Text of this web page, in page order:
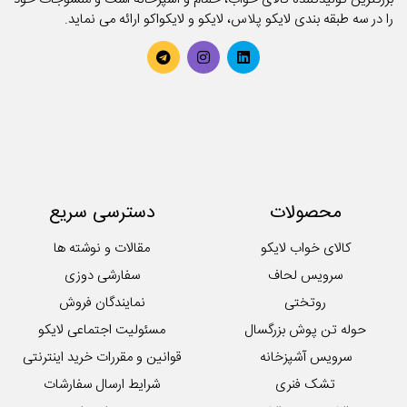
حوله تن پوش کودک
کوسن
محصولات تکی آشپزخانه
را در سه طبقه بندی لایکو پلاس، لایکو و لایکواکو ارائه می نماید.
محصولات
کالای خواب لایکو
سرویس لحاف
روتختی
حوله تن پوش بزرگسال
سرویس آشپزخانه
تشک فنری
دسترسی سریع
مقالات و نوشته ها
سفارشی دوزی
نمایندگان فروش
مسئولیت اجتماعی لایکو
قوانین و مقررات خرید اینترنتی
شرایط ارسال سفارشات